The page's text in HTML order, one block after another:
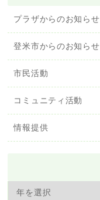
プラザからのお知らせ
登米市からのお知らせ
市民活動
コミュニティ活動
情報提供